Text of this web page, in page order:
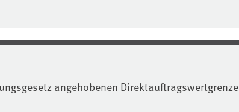
angehobenen Direktauftragswertgrenze